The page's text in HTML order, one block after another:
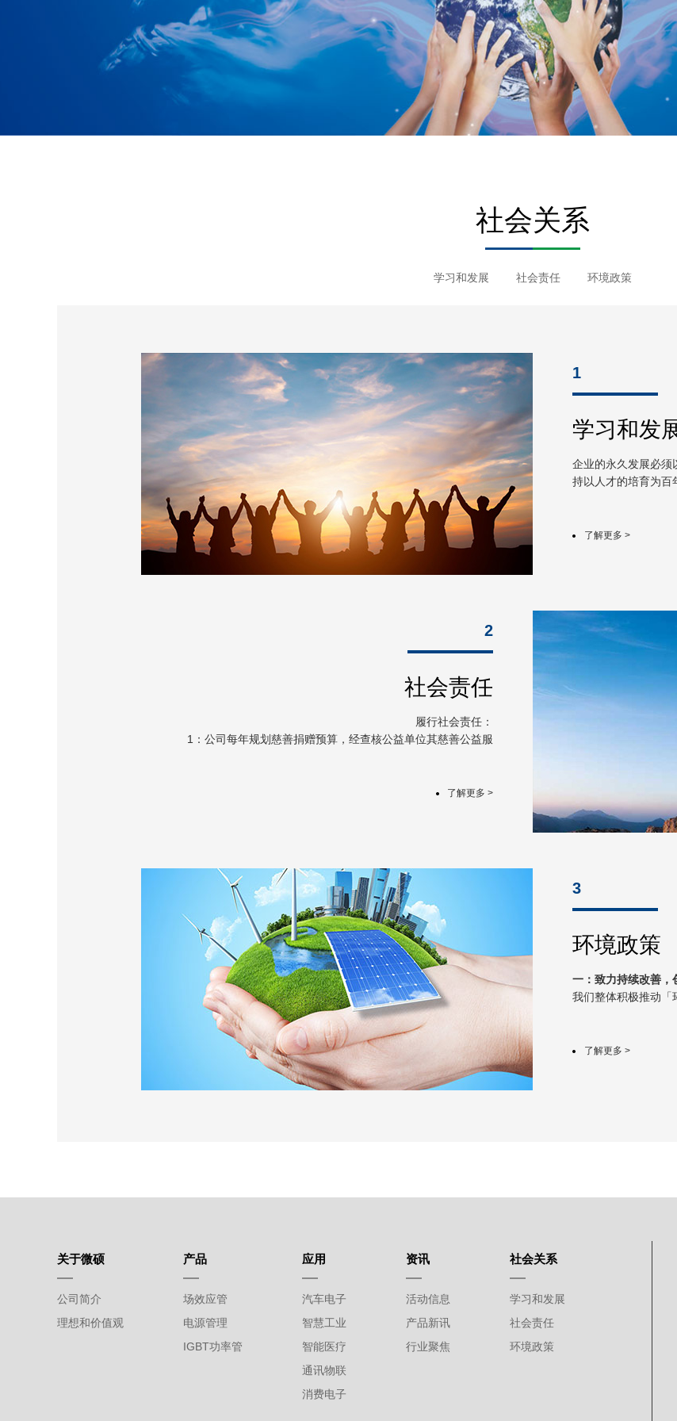
社会关系
学习和发展 社会责任 环境政策
1
学习和发
企业的永久发展必须
持以人才的培育为百
专业技能培训：从
的专业性和知识，
了解更多 >
2
社会责任
履行社会责任：
1：公司每年规划慈善捐赠预算，经查核公益单位其慈善公益服
2：本公司对品质管理、绿色节能、安全卫生、环境保护、社会
3：冲突矿产政策
环境中採矿而来的金属，明确地向供应商要求禁止使用上述的冲
突矿产，通过负责任的采购行为共同负起企业社会与环境责任。
了解更多 >
3
环境政策
一：致力持续改善，
我们整体积极推动「
的，并将其有关环境
了解更多 >
关于微硕
公司简介
理想和价值观
产品
场效应管
电源管理
IGBT功率管
应用
汽车电子
智慧工业
智能医疗
通讯物联
消费电子
资讯
活动信息
产品新讯
行业聚焦
社会关系
学习和发展
社会责任
环境政策